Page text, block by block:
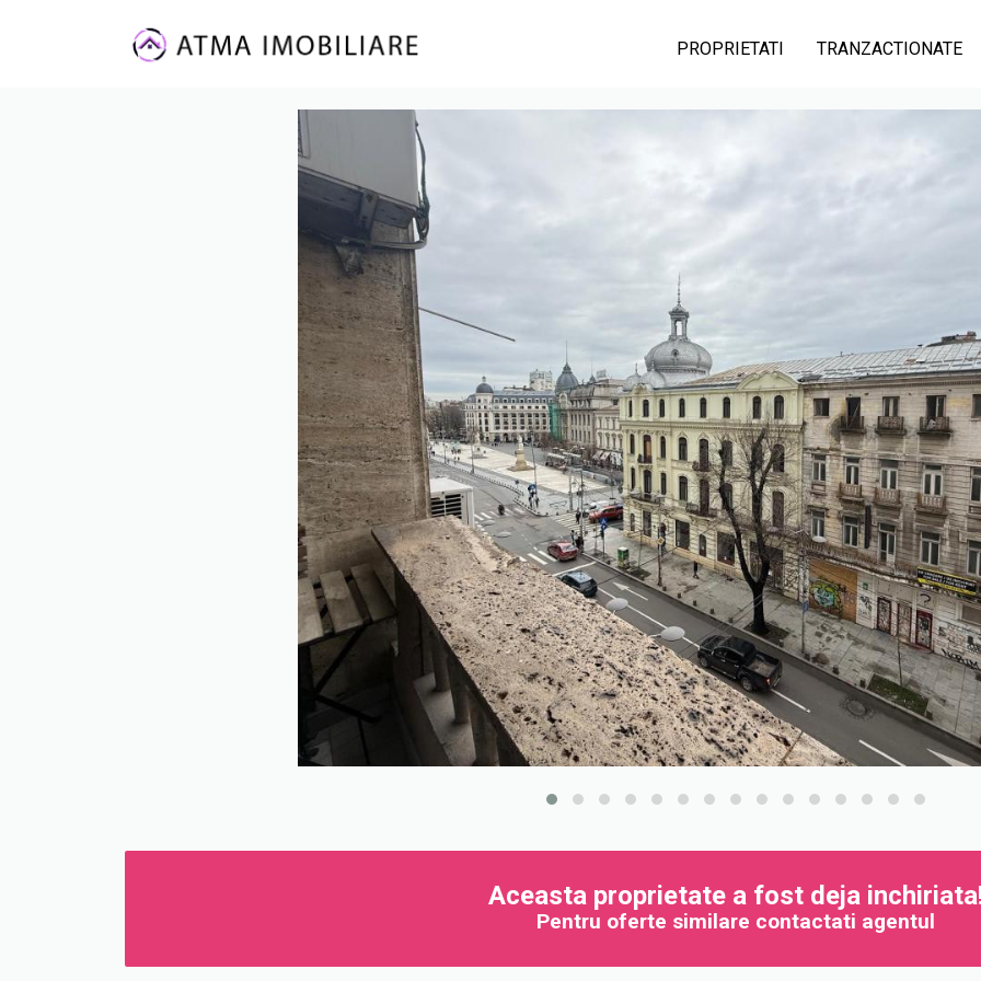
PROPRIETATI TRANZACTIONATE
Aceasta proprietate a fost deja
Pentru oferte similare contactati agentul